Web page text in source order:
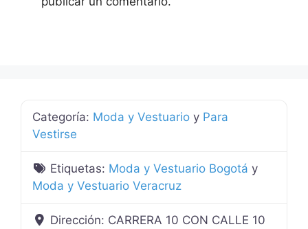
Categoría: Moda y Vestuario y Para
Vestirse
Etiquetas: Moda y Vestuario Bogotá y
Moda y Vestuario Veracruz
Dirección: CARRERA 10 CON CALLE 10